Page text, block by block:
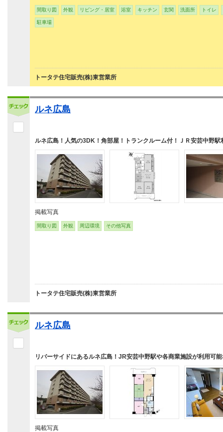
間取り図 外観 リビング・居室 浴室 キッチン 玄関 洗面所 トイレ
駐車場
トータテ住宅販売(株)東営業所
ルネ広島
ルネ広島！人気の3DK！角部屋！トランクルーム付！ＪＲ安芸中野駅
掲載写真
間取り図 外観 周辺環境 その他写真
トータテ住宅販売(株)東営業所
ルネ広島
リバーサイドにあるルネ広島！JR安芸中野駅や各商業施設が利用可
掲載写真